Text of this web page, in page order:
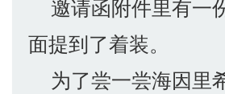
邀请函附件里有一
面提到了着装。
为了尝一尝海因里